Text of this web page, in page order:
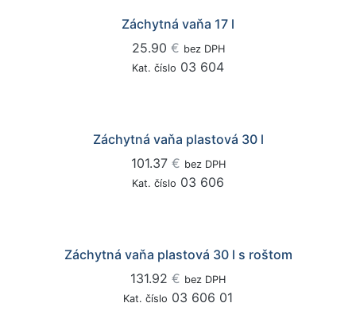
Záchytná vaňa 17 l
25.90 € bez DPH
Kat. číslo 03 604
Záchytná vaňa plastová 30 l
101.37 € bez DPH
Kat. číslo 03 606
Záchytná vaňa plastová 30 l s roštom
131.92 € bez DPH
Kat. číslo 03 606 01